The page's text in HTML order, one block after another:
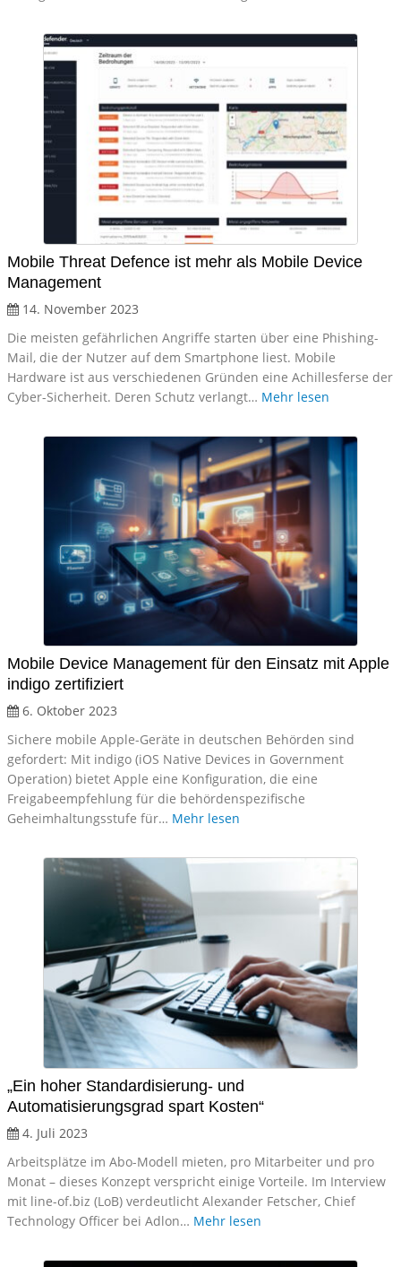
Mobile Threat Defence ist mehr als Mobile Device
Management
14. November 2023
Die meisten gefährlichen Angriffe starten über eine Phishing-
Mail, die der Nutzer auf dem Smartphone liest. Mobile
Hardware ist aus verschiedenen Gründen eine Achillesferse der
Cyber-Sicherheit. Deren Schutz verlangt… Mehr lesen
Mobile Device Management für den Einsatz mit Apple
indigo zertifiziert
6. Oktober 2023
Sichere mobile Apple-Geräte in deutschen Behörden sind
gefordert: Mit indigo (iOS Native Devices in Government
Operation) bietet Apple eine Konfiguration, die eine
Freigabeempfehlung für die behördenspezifische
Geheimhaltungsstufe für… Mehr lesen
„Ein hoher Standardisierung- und
Automatisierungsgrad spart Kosten“
4. Juli 2023
Arbeitsplätze im Abo-Modell mieten, pro Mitarbeiter und pro
Monat – dieses Konzept verspricht einige Vorteile. Im Interview
mit line-of.biz (LoB) verdeutlicht Alexander Fetscher, Chief
Technology Officer bei Adlon… Mehr lesen